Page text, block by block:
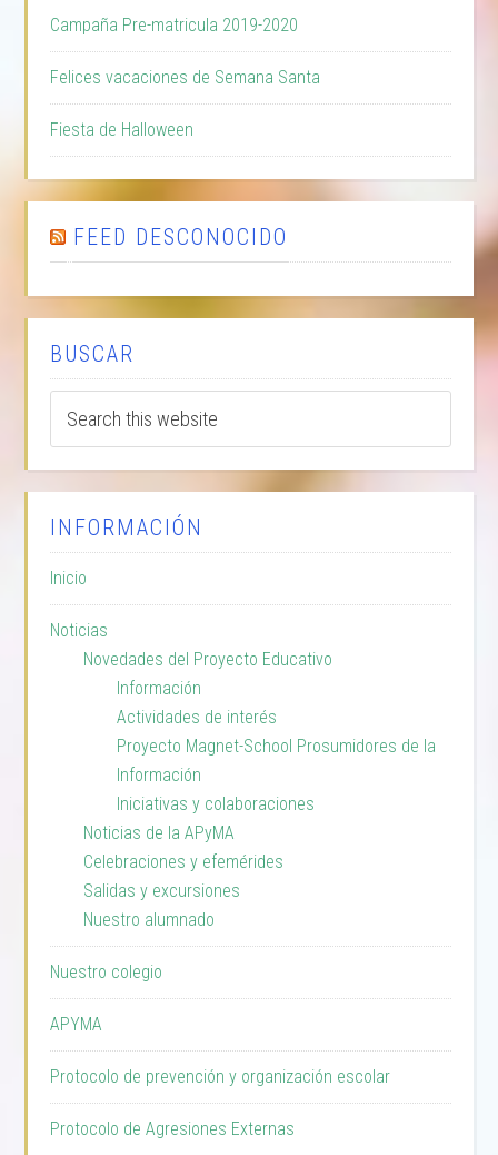
Campaña Pre-matricula 2019-2020
Felices vacaciones de Semana Santa
Fiesta de Halloween
FEED DESCONOCIDO
BUSCAR
INFORMACIÓN
Inicio
Noticias
Novedades del Proyecto Educativo
Información
Actividades de interés
Proyecto Magnet-School Prosumidores de la
Información
Iniciativas y colaboraciones
Noticias de la APyMA
Celebraciones y efemérides
Salidas y excursiones
Nuestro alumnado
Nuestro colegio
APYMA
Protocolo de prevención y organización escolar
Protocolo de Agresiones Externas